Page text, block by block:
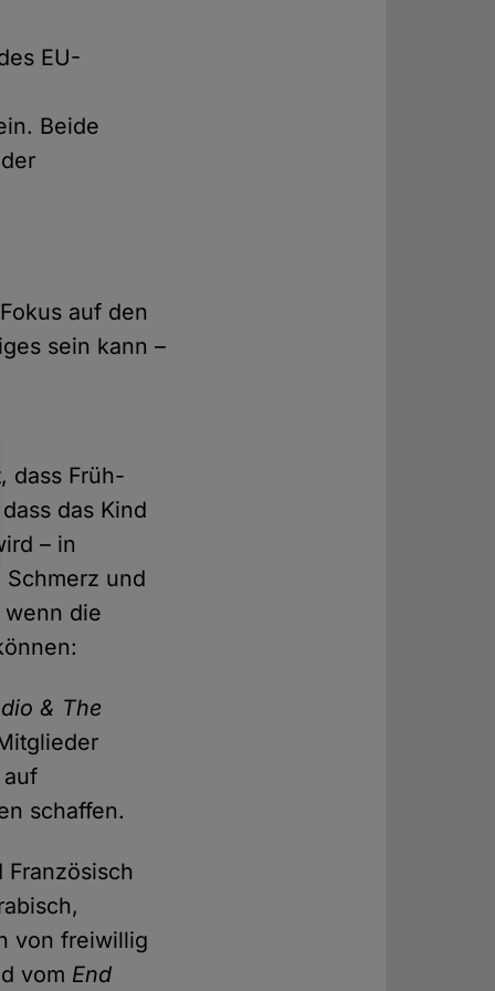
EU-
Beide
auf den
sein kann –
dass Früh-
das Kind
– in
und
die
& The
auf
schaffen.
von freiwillig
vom End